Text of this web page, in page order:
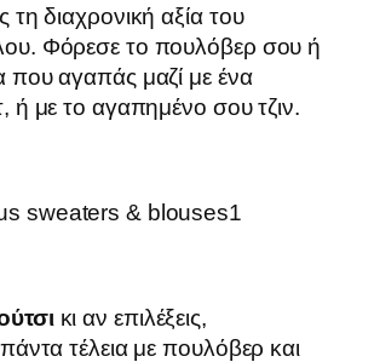
τη διαχρονική αξία του
Φόρεσε το πουλόβερ σου ή
που αγαπάς μαζί με ένα
ή με το αγαπημένο σου τζιν.
κι αν επιλέξεις,
τέλεια με πουλόβερ και